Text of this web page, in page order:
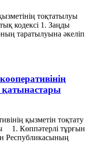
тоқтатылуы
кодексi 1. Заңды
таратылуына әкелiп
қатынастары
қызметін тоқтату
1. Көппәтерлі тұрғын
Республикасының